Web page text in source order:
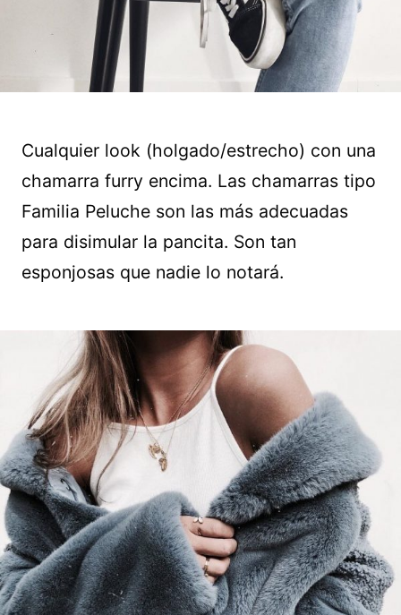
Cualquier look (holgado/estrecho) con una
chamarra furry encima. Las chamarras tipo
Familia Peluche son las más adecuadas
para disimular la pancita. Son tan
esponjosas que nadie lo notará.